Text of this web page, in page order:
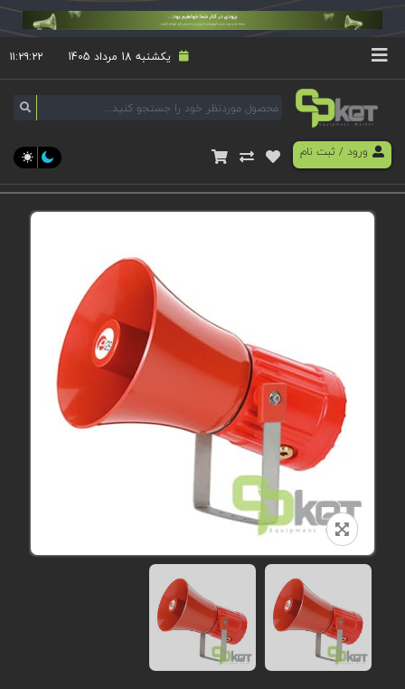
یکشنبه 18 مرداد 1405 ۱۱:۲۹:۲۲
ورود/ ثبت نام